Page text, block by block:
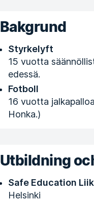
Bakgrund
Styrkelyft
15 vuotta
edessä.
Fotboll
16 vuotta
Honka.)
Utbildning
Safe Education
Helsinki